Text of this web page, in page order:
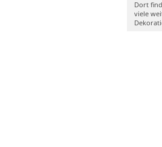
Dort
viele